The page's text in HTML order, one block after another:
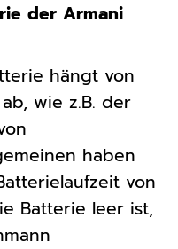
der Armani
hängt von
wie z.B. der
haben
von
Batterie leer ist,